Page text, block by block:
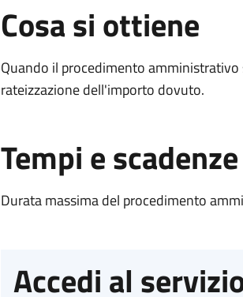
Cosa si ottiene
Quando il procedimento
rateizzazione dell'importo dovuto.
Tempi e scadenze
Durata massima del procedimento
Accedi al